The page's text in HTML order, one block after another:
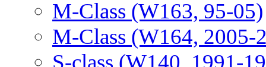
M-Class (W163, 95-05)
M-Class (W164, 2005-